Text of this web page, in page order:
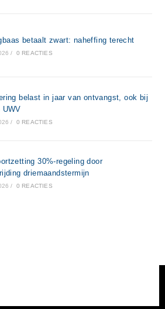
betaalt zwart: naheffing terecht
/ 0 REACTIES
belast in jaar van ontvangst, ook bij
UWV
/ 0 REACTIES
30%-regeling door
driemaandstermijn
/ 0 REACTIES